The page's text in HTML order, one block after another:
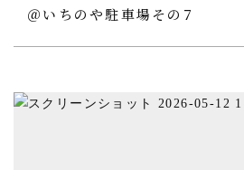
＠いちのや駐車場その7